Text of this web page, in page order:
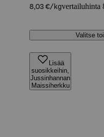
8,03 €/kgvertailuhinta
Valitse
Lisää
suosikkeihin,
Jussinhannan
Maissiherkku